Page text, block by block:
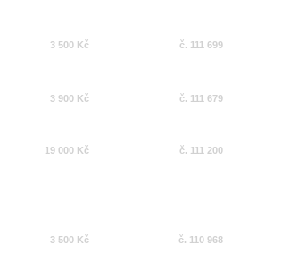
3 500 Kč č. 111 699
3 900 Kč č. 111 679
19 000 Kč č. 111 200
3 500 Kč č. 110 968